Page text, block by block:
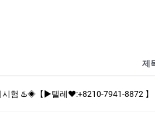
제
텔레♥:+8210-7941-8872 】【▶텔레♥ : +8210-8069-3799 】◈♨️ #영문서